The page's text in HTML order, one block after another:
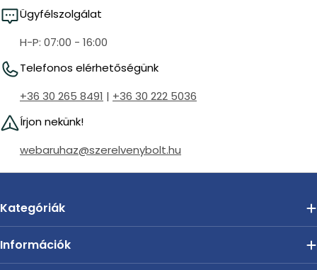
Ügyfélszolgálat
H-P: 07:00 - 16:00
Telefonos elérhetőségünk
+36 30 265 8491 | +36 30 222 5036
Írjon nekünk!
webaruhaz@szerelvenybolt.hu
Kategóriák
Információk